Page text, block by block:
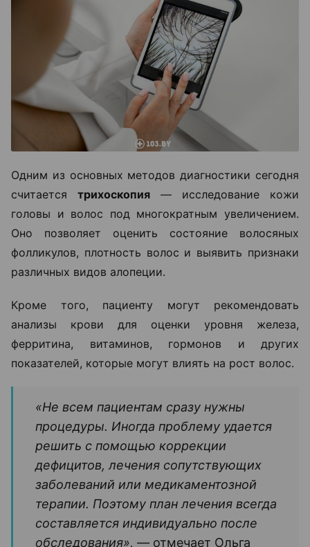
Одним из основных методов диагностики сегодня
считается трихоскопия — исследование кожи
головы и волос под многократным увеличением.
Оно позволяет оценить состояние волосяных
фолликулов, плотность волос и выявить признаки
различных видов алопеции.
Кроме того, пациенту могут рекомендовать
анализы крови для оценки уровня железа,
ферритина, витаминов, гормонов и других
показателей, которые могут влиять на рост волос.
«Не всем пациентам сразу нужны
процедуры. Иногда проблему удается
решить с помощью коррекции
дефицитов, лечения сопутствующих
заболеваний или медикаментозной
терапии. Поэтому план лечения всегда
составляется индивидуально после
обследования», — отмечает Ольга